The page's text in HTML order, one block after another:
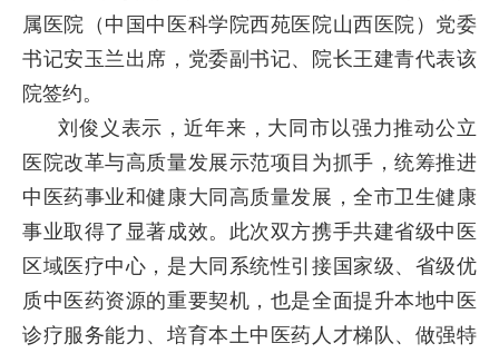
属医院（中国中医科学院西苑医院山西医院）党委
书记安玉兰出席，党委副书记、院长王建青代表该
院签约。
刘俊义表示，近年来，大同市以强力推动公立
医院改革与高质量发展示范项目为抓手，统筹推进
中医药事业和健康大同高质量发展，全市卫生健康
事业取得了显著成效。此次双方携手共建省级中医
区域医疗中心，是大同系统性引接国家级、省级优
质中医药资源的重要契机，也是全面提升本地中医
诊疗服务能力、培育本土中医药人才梯队、做强特